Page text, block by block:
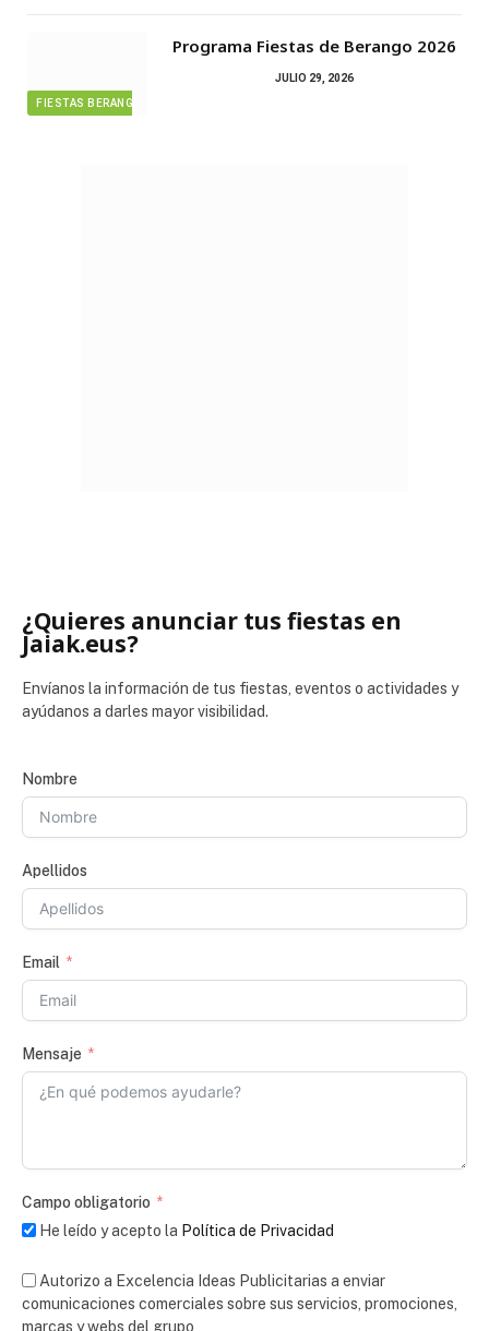
FIESTAS BERANGO
Programa Fiestas de Berango 2026
JULIO 29, 2026
¿Quieres anunciar tus fiestas en
Jaiak.eus?
Envíanos la información de tus fiestas, eventos o actividades y
ayúdanos a darles mayor visibilidad.
Nombre
Apellidos
Email
Mensaje
Campo obligatorio
He leído y acepto la Política de Privacidad
Autorizo a Excelencia Ideas Publicitarias a enviar
comunicaciones comerciales sobre sus servicios, promociones,
marcas y webs del grupo